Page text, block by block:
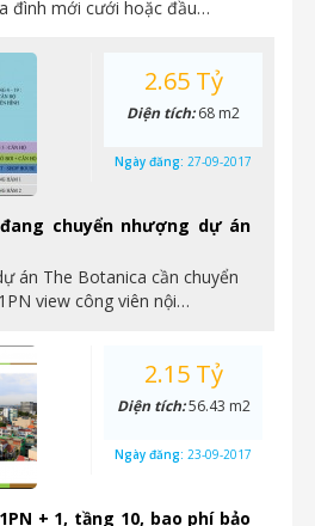
đình mới cưới hoặc đầu…
chuyển nhượng dự án
án The Botanica cần chuyển
view công viên nội…
2.65 Tỷ
Diện tích:68 m2
Ngày đăng: 27-09-2017
+ 1, tầng 10, bao phí bảo
2.15 Tỷ
Diện tích:56.43 m2
Ngày đăng: 23-09-2017